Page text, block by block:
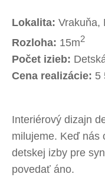
Lokalita: Vrakuňa,
Rozloha: 15m2
Počet izieb:
Cena realizácie: 5
Interiérový dizajn
milujeme. Keď nás
detskej izby pre
povedať áno.